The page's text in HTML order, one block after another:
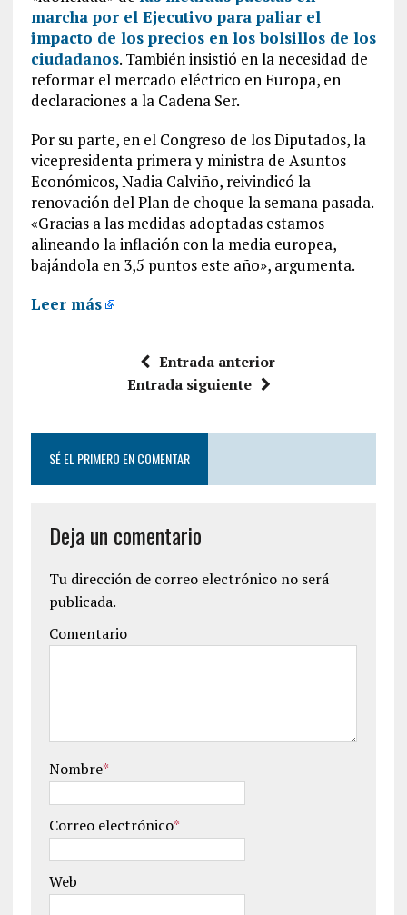
marcha por el Ejecutivo para paliar el
impacto de los precios en los bolsillos de los
ciudadanos. También insistió en la necesidad de
reformar el mercado eléctrico en Europa, en
declaraciones a la Cadena Ser.
Por su parte, en el Congreso de los Diputados, la
vicepresidenta primera y ministra de Asuntos
Económicos, Nadia Calviño, reivindicó la
renovación del Plan de choque la semana pasada.
«Gracias a las medidas adoptadas estamos
alineando la inflación con la media europea,
bajándola en 3,5 puntos este año», argumenta.
Leer más
Entrada anterior
Entrada siguiente
SÉ EL PRIMERO EN COMENTAR
Deja un comentario
Tu dirección de correo electrónico no será
publicada.
Comentario
Nombre*
Correo electrónico*
Web